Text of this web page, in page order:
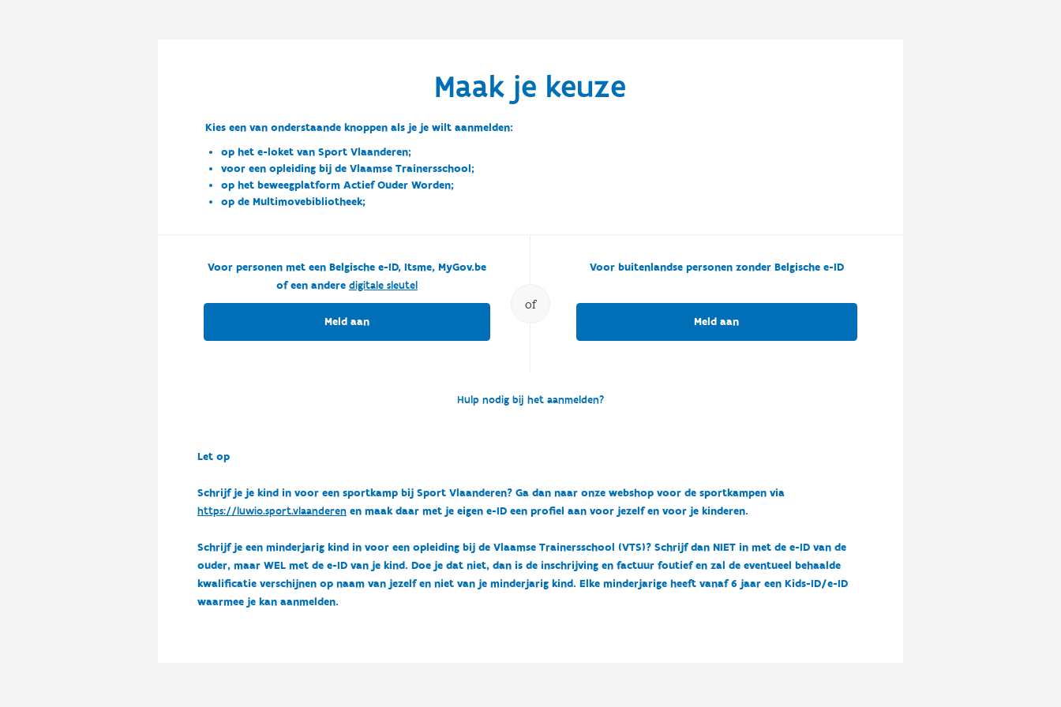
Maak je keuze
Kies een van onderstaande knoppen als je je wilt aanmelden:
op het e-loket van Sport Vlaanderen;
voor een opleiding bij de Vlaamse Trainersschool;
op het beweegplatform Actief Ouder Worden;
op de Multimovebibliotheek;
of
Voor personen met een Belgische e-ID, Itsme, MyGov.be
of een andere digitale sleutel
Meld aan
Voor buitenlandse personen zonder Belgische e-ID
Meld aan
Hulp nodig bij het aanmelden?
Let op
Schrijf je je kind in voor een sportkamp bij Sport Vlaanderen? Ga dan naar onze webshop voor de sportkampen via
https://luwio.sport.vlaanderenen maak daar met je eigen e-ID een profiel aan voor jezelf en voor je kinderen.
Schrijf je een minderjarig kind in voor een opleiding bij de Vlaamse Trainersschool (VTS)? Schrijf dan NIET in met de e-ID van de
ouder, maar WEL met de e-ID van je kind. Doe je dat niet, dan is de inschrijving en factuur foutief en zal de eventueel behaalde
kwalificatie verschijnen op naam van jezelf en niet van je minderjarig kind. Elke minderjarige heeft vanaf 6 jaar een Kids-ID/e-ID
waarmee je kan aanmelden.